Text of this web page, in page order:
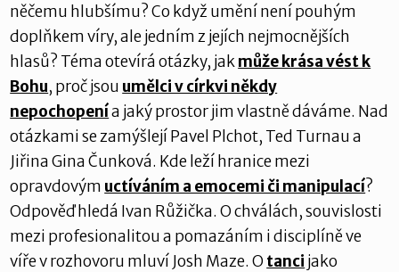
něčemu hlubšímu? Co když umění není pouhým
doplňkem víry, ale jedním z jejích nejmocnějších
hlasů? Téma otevírá otázky, jakmůže krása vést k
Bohu, proč jsou umělci v církvi někdy
nepochopenía jaký prostor jim vlastně dáváme. Nad
otázkami se zamýšlejí Pavel Plchot, Ted Turnau a
Jiřina Gina Čunková. Kde leží hranice mezi
opravdovým uctíváním a emocemi či manipulací?
Odpověď hledá Ivan Růžička. O chválách, souvislosti
mezi profesionalitou a pomazáním i disciplíně ve
víře v rozhovoru mluví Josh Maze. O tanci jako